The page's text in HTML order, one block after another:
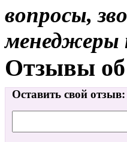
вопросы,
менеджеры
Отзывы об
Оставить свой отзыв: